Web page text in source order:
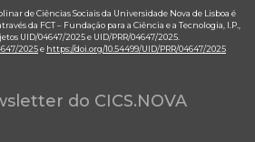
de Ciências Sociais da Universidade Nova de Lisboa é
da FCT – Fundação para a Ciência e a Tecnologia, I.P.,
UID/04647/2025 e UID/PRR/04647/2025.
2025e https://doi.org/10.54499/UID/PRR/04647/2025
do CICS.NOVA